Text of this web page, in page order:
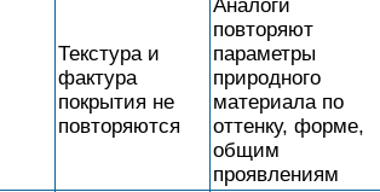
Текстура и
фактура
покрытия не
повторяются
Аналоги
повторяют
параметры
природного
материала по
оттенку, форме,
общим
проявлениям